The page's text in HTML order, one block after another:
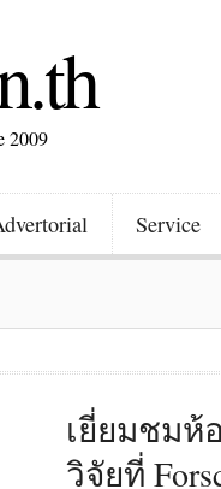
2009
Service
เยี่ยมชมห้
วิจัยที่